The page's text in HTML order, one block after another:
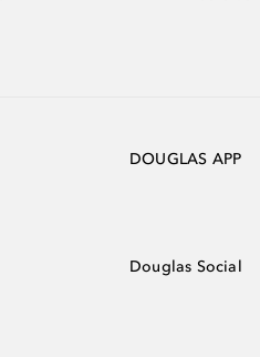
DOUGLAS APP
Douglas Social